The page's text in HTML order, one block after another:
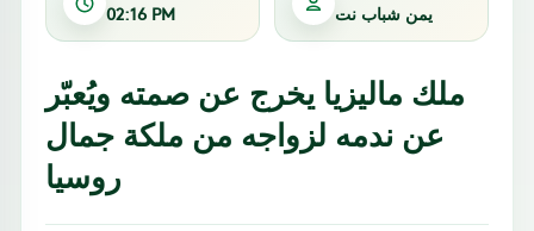
02:16 PM يمن شباب نت
ملك ماليزيا يخرج عن صمته ويُعبّر
عن ندمه لزواجه من ملكة جمال
روسيا